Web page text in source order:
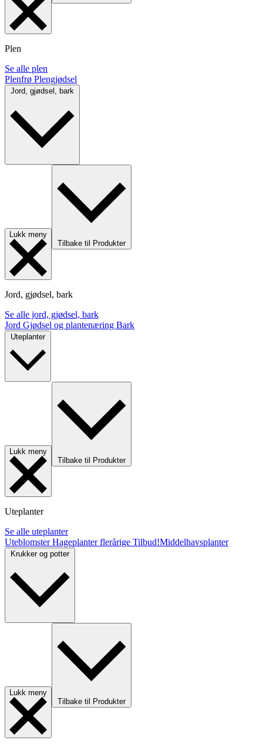
Plen
Se alle plen
Plenfrø Plengjødsel
Lukk meny
Tilbake til Produkter
Jord, gjødsel, bark
Se alle jord, gjødsel, bark
Jord Gjødsel og plantenæring Bark
Uteplanter
Lukk meny
Tilbake til Produkter
Uteplanter
Se alle uteplanter
UteblomsterHageplanter flerårige Tilbud!Middelhavsplanter
Krukker og potter
Lukk meny
Tilbake til Produkter